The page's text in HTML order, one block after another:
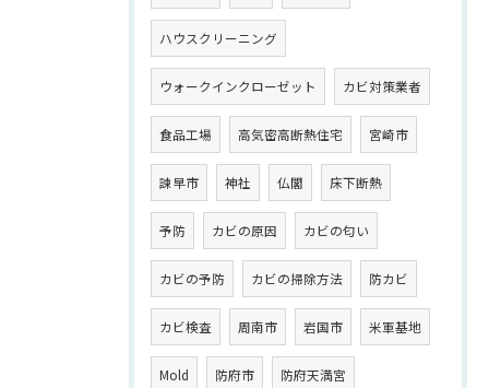
ハウスクリーニング
ウォークインクローゼット カビ対策業者
食品工場 高気密高断熱住宅 宮崎市
諫早市 神社 仏閣 床下断熱
予防 カビの原因 カビの匂い
カビの予防 カビの掃除方法 防カビ
カビ検査 周南市 岩国市 米軍基地
Mold 防府市 防府天満宮